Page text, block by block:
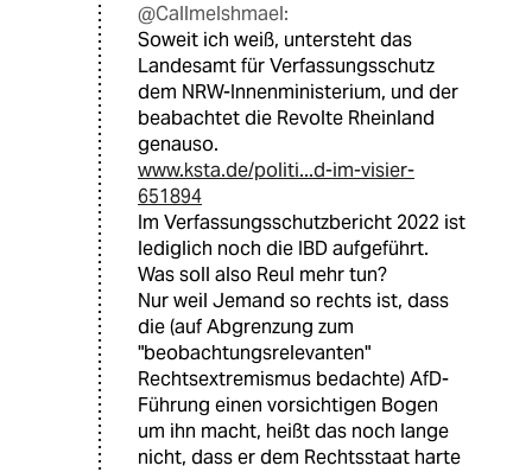
@CallmeIshmael:
Soweit ich weiß, untersteht das
Landesamt für Verfassungsschutz
dem NRW-Innenministerium, und der
beabachtet die Revolte Rheinland
genauso.
www.ksta.de/politi...d-im-visier-
651894
Im Verfassungsschutzbericht 2022 ist
lediglich noch die IBD aufgeführt.
Was soll also Reul mehr tun?
Nur weil Jemand so rechts ist, dass
die (auf Abgrenzung zum
"beobachtungsrelevanten"
Rechtsextremismus bedachte) AfD-
Führung einen vorsichtigen Bogen
um ihn macht, heißt das noch lange
nicht, dass er dem Rechtsstaat harte